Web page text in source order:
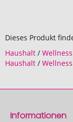
Dieses Produkt
Haushalt /
Haushalt /
Informationen